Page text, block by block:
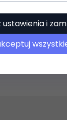
24
ustawienia i